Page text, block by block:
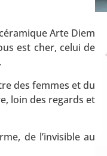
Arte Diem
est cher, celui de
des femmes et du
loin des regards et
de l’invisible au